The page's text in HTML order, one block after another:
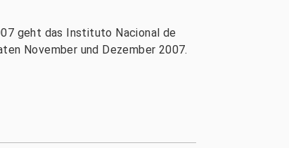
geht das Instituto Nacional de
November und Dezember 2007.